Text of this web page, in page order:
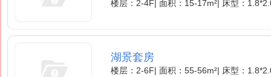
楼层：2-4F| 面积：15-17m²| 床型：
湖景套房
楼层：2-6F| 面积：55-56m²| 床型：